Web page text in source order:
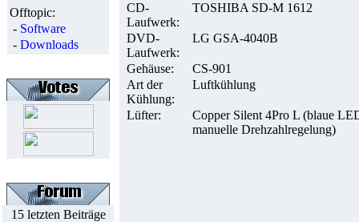
Offtopic:
- Software
- Downloads
15 letzten Beiträge
CD-
Laufwerk:
TOSHIBA SD-M 1612
DVD-
Laufwerk:
LG GSA-4040B
Gehäuse:
CS-901
Art der
Kühlung:
Luftkühlung
Lüfter:
Copper Silent 4Pro L (blaue
manuelle Drehzahlregelung)